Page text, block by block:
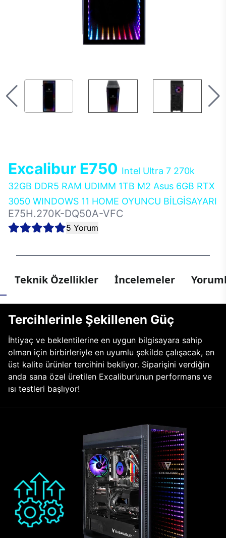
Excalibur E750 Intel Ultra 7 270k
32GB DDR5 RAM UDIMM 1TB M2 Asus 6GB RTX
3050 WINDOWS 11 HOME OYUNCU BİLGİSAYARI
E75H.270K-DQ50A-VFC
5 Yorum
Teknik Özellikler İncelemeler
Tercihlerinle Şekillenen Güç
İhtiyaç ve beklentilerine en uygun bilgisayara sahip
olman için birbirleriyle en uyumlu şekilde çalışacak, en
üst kalite ürünler tercihini bekliyor. Siparişini verdiğin
anda sana özel üretilen Excalibur’unun performans ve
ısı testleri başlıyor!